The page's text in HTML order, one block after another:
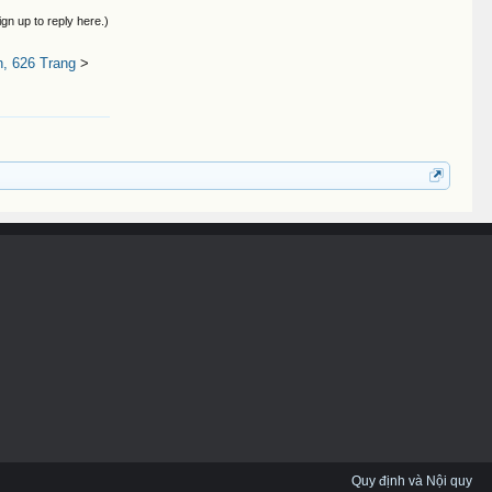
up to reply here.)
626 Trang >
Quy định và Nội quy